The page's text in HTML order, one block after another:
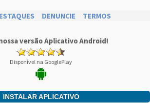
DENUNCIE TERMOS
versão Aplicativo Android!
Disponível na GooglePlay
INSTALAR APLICATIVO